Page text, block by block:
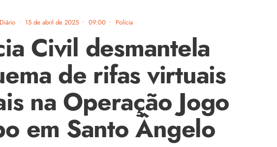
• 15 de abril de 2025 • 09:00 • Polícia
Civil desmantela
de rifas virtuais
na Operação Jogo
em Santo Ângelo